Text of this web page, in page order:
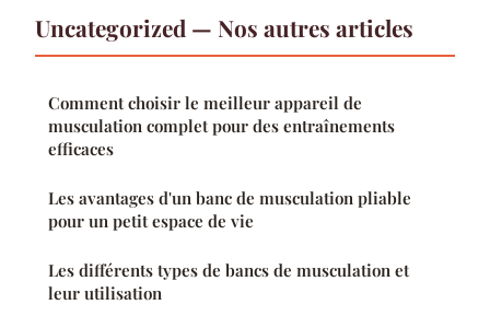
Uncategorized — Nos autres articles
Comment choisir le meilleur appareil de
musculation complet pour des entraînements
efficaces
Les avantages d'un banc de musculation pliable
pour un petit espace de vie
Les différents types de bancs de musculation et
leur utilisation